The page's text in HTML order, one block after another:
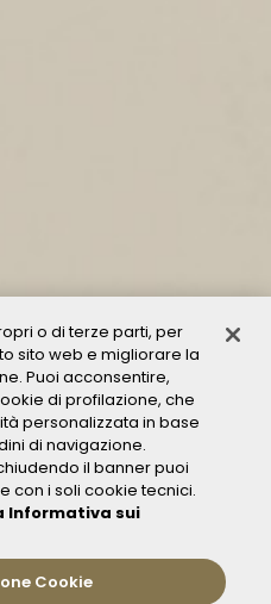
- Whistleblowing
o di terze parti, per
sito web e migliorare la
Puoi acconsentire,
di profilazione, che
personalizzata in base
di navigazione.
il banner puoi
con i soli cookie tecnici.
Informativa sui
Cookie